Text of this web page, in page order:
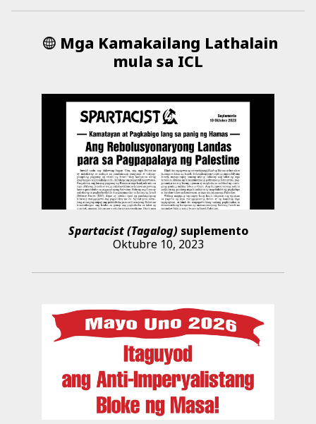
Mga Kamakailang Lathalain
mula sa ICL
Spartacist (Tagalog) suplemento
Oktubre 10, 2023